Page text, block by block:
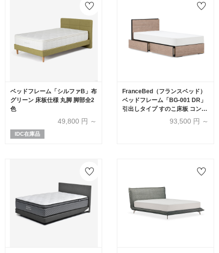
ベッドフレーム「シルファB」布
グリーン 床板仕様 丸脚 脚部全2
色
49,800 円 ～
IDC在庫品
FranceBed（フランスベッド）
ベッドフレーム「BG-001 DR」
引出しタイプ すのこ床板 コンセ
ント付き アッシュグレー色
93,500 円 ～